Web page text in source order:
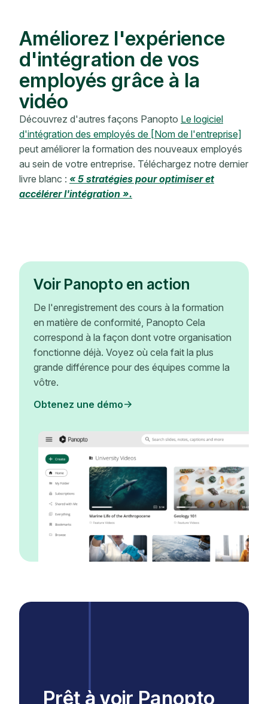
Améliorez l'expérience
d'intégration de vos
employés grâce à la
vidéo
Découvrez d'autres façons Panopto Le logiciel
d'intégration des employés de [Nom de l'entreprise]
peut améliorer la formation des nouveaux employés
au sein de votre entreprise. Téléchargez notre dernier
livre blanc : « 5 stratégies pour optimiser et
accélérer l'intégration ».
Voir Panopto en action
De l'enregistrement des cours à la formation
en matière de conformité, Panopto Cela
correspond à la façon dont votre organisation
fonctionne déjà. Voyez où cela fait la plus
grande différence pour des équipes comme la
vôtre.
Obtenez une démo
Prêt à voir Panopto